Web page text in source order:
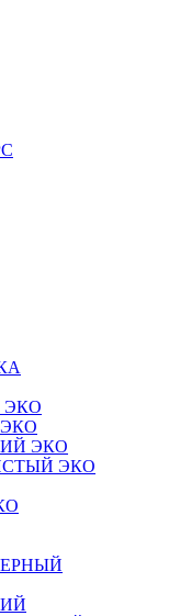
ЭКО
ЭКО
ЭКО